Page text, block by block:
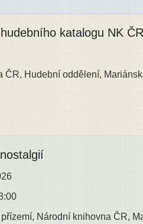
katalogu NK ČR
ČR, Hudební oddělení,
Národní knihovna ČR,